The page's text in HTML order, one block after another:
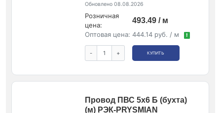
Обновлено 08.08.2026
Розничная
цена:
493.49 / м
Оптовая цена: 444.14 руб. / м !
- + КУПИТЬ
Провод ПВС 5х6 Б (бухта)
(м) РЭК-PRYSMIAN